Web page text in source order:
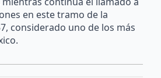
en este tramo de la
considerado uno de los más